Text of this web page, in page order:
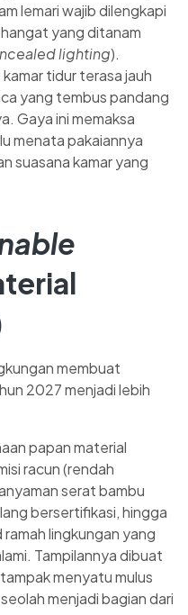
lemari wajib dilengkapi
yang ditanam
lighting).
tidur terasa jauh
yang tembus pandang
Gaya ini memaksa
menata pakaiannya
suasana kamar yang
membuat
2027 menjadi lebih
papan material
racun (rendah
serat bambu
bersertifikasi, hingga
lingkungan yang
Tampilannya dibuat
menyatu mulus
menjadi bagian dari